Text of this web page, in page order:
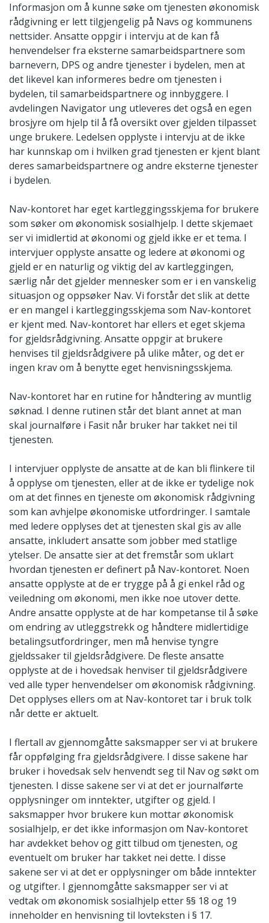
Informasjon om å kunne søke om tjenesten økonomisk
rådgivning er lett tilgjengelig på Navs og kommunens
nettsider. Ansatte oppgir i intervju at de kan få
henvendelser fra eksterne samarbeidspartnere som
barnevern, DPS og andre tjenester i bydelen, men at
det likevel kan informeres bedre om tjenesten i
bydelen, til samarbeidspartnere og innbyggere. I
avdelingen Navigator ung utleveres det også en egen
brosjyre om hjelp til å få oversikt over gjelden tilpasset
unge brukere. Ledelsen opplyste i intervju at de ikke
har kunnskap om i hvilken grad tjenesten er kjent blant
deres samarbeidspartnere og andre eksterne tjenester
i bydelen.
Nav-kontoret har eget kartleggingsskjema for brukere
som søker om økonomisk sosialhjelp. I dette skjemaet
ser vi imidlertid at økonomi og gjeld ikke er et tema. I
intervjuer opplyste ansatte og ledere at økonomi og
gjeld er en naturlig og viktig del av kartleggingen,
særlig når det gjelder mennesker som er i en vanskelig
situasjon og oppsøker Nav. Vi forstår det slik at dette
er en mangel i kartleggingsskjema som Nav-kontoret
er kjent med. Nav-kontoret har ellers et eget skjema
for gjeldsrådgivning. Ansatte oppgir at brukere
henvises til gjeldsrådgivere på ulike måter, og det er
ingen krav om å benytte eget henvisningsskjema.
Nav-kontoret har en rutine for håndtering av muntlig
søknad. I denne rutinen står det blant annet at man
skal journalføre i Fasit når bruker har takket nei til
tjenesten.
I intervjuer opplyste de ansatte at de kan bli flinkere til
å opplyse om tjenesten, eller at de ikke er tydelige nok
om at det finnes en tjeneste om økonomisk rådgivning
som kan avhjelpe økonomiske utfordringer. I samtale
med ledere opplyses det at tjenesten skal gis av alle
ansatte, inkludert ansatte som jobber med statlige
ytelser. De ansatte sier at det fremstår som uklart
hvordan tjenesten er definert på Nav-kontoret. Noen
ansatte opplyste at de er trygge på å gi enkel råd og
veiledning om økonomi, men ikke noe utover dette.
Andre ansatte opplyste at de har kompetanse til å søke
om endring av utleggstrekk og håndtere midlertidige
betalingsutfordringer, men må henvise tyngre
gjeldssaker til gjeldsrådgivere. De fleste ansatte
opplyste at de i hovedsak henviser til gjeldsrådgivere
ved alle typer henvendelser om økonomisk rådgivning.
Det opplyses ellers om at Nav-kontoret tar i bruk tolk
når dette er aktuelt.
I flertall av gjennomgåtte saksmapper ser vi at brukere
får oppfølging fra gjeldsrådgivere. I disse sakene har
bruker i hovedsak selv henvendt seg til Nav og søkt om
tjenesten. I disse sakene ser vi at det er journalførte
opplysninger om inntekter, utgifter og gjeld. I
saksmapper hvor brukere kun mottar økonomisk
sosialhjelp, er det ikke informasjon om Nav-kontoret
har avdekket behov og gitt tilbud om tjenesten, og
eventuelt om bruker har takket nei dette. I disse
sakene ser vi at det er opplysninger om både inntekter
og utgifter. I gjennomgåtte saksmapper ser vi at
vedtak om økonomisk sosialhjelp etter §§ 18 og 19
inneholder en henvisning til lovteksten i § 17.